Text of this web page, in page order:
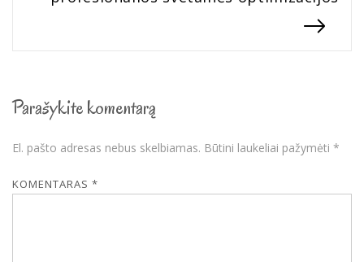
Parašykite komentarą
El. pašto adresas nebus skelbiamas. Būtini laukeliai pažymėti *
KOMENTARAS *